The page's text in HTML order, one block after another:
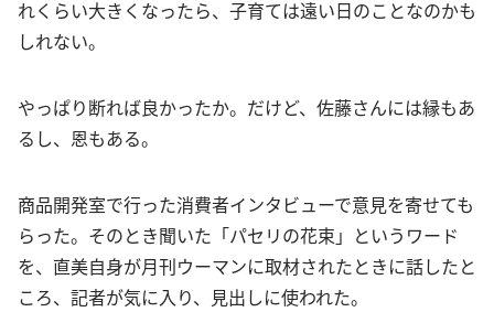
れくらい大きくなったら、子育ては遠い日のことなのかも
しれない。
やっぱり断れば良かったか。だけど、佐藤さんには縁もあ
るし、恩もある。
商品開発室で行った消費者インタビューで意見を寄せても
らった。そのとき聞いた「パセリの花束」というワード
を、直美自身が月刊ウーマンに取材されたときに話したと
ころ、記者が気に入り、見出しに使われた。